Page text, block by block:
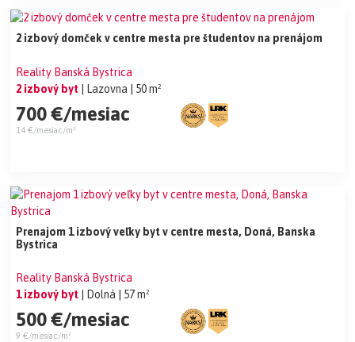
2 izbový domček v centre mesta pre študentov na prenájom
Reality Banská Bystrica
2 izbový byt
| Lazovna | 50 m²
700 €/mesiac
14 €/mesiac/m²
Prenajom 1 izbový veľky byt v centre mesta, Doná, Banska
Bystrica
Reality Banská Bystrica
1 izbový byt
| Dolná | 57 m²
500 €/mesiac
9 €/mesiac/m²